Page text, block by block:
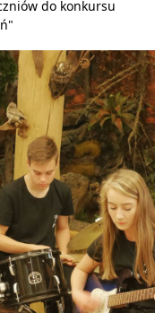
do konkursu